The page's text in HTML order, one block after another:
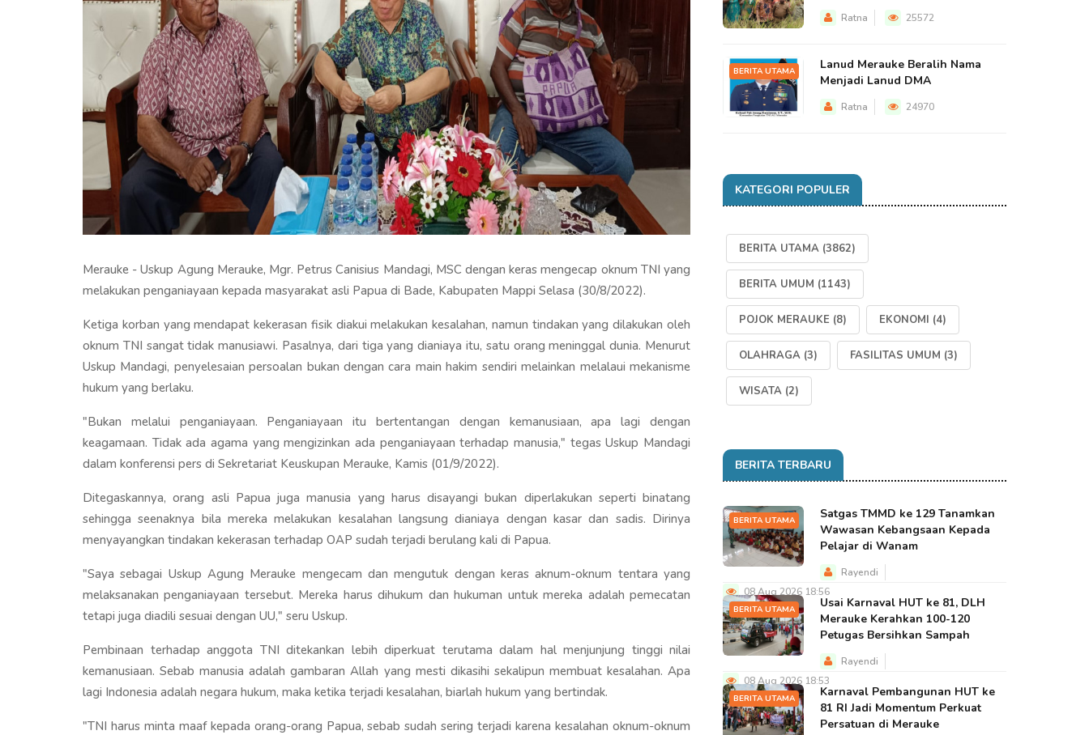
Merauke - Uskup Agung Merauke, Mgr. Petrus Canisius Mandagi, MSC dengan keras mengecap oknum TNI yang
melakukan penganiayaan kepada masyarakat asli Papua di Bade, Kabupaten Mappi Selasa (30/8/2022).
Ketiga korban yang mendapat kekerasan fisik diakui melakukan kesalahan, namun tindakan yang dilakukan oleh
oknum TNI sangat tidak manusiawi. Pasalnya, dari tiga yang dianiaya itu, satu orang meninggal dunia. Menurut
Uskup Mandagi, penyelesaian persoalan bukan dengan cara main hakim sendiri melainkan melalaui mekanisme
hukum yang berlaku.
"Bukan melalui penganiayaan. Penganiayaan itu bertentangan dengan kemanusiaan, apa lagi dengan
keagamaan. Tidak ada agama yang mengizinkan ada penganiayaan terhadap manusia," tegas Uskup Mandagi
dalam konferensi pers di Sekretariat Keuskupan Merauke, Kamis (01/9/2022).
Ditegaskannya, orang asli Papua juga manusia yang harus disayangi bukan diperlakukan seperti binatang
sehingga seenaknya bila mereka melakukan kesalahan langsung dianiaya dengan kasar dan sadis. Dirinya
menyayangkan tindakan kekerasan terhadap OAP sudah terjadi berulang kali di Papua.
"Saya sebagai Uskup Agung Merauke mengecam dan mengutuk dengan keras aknum-oknum tentara yang
melaksanakan penganiayaan tersebut. Mereka harus dihukum dan hukuman untuk mereka adalah pemecatan
tetapi juga diadili sesuai dengan UU," seru Uskup.
Pembinaan terhadap anggota TNI ditekankan lebih diperkuat terutama dalam hal menjunjung tinggi nilai
kemanusiaan. Sebab manusia adalah gambaran Allah yang mesti dikasihi sekalipun membuat kesalahan. Apa
lagi Indonesia adalah negara hukum, maka ketika terjadi kesalahan, biarlah hukum yang bertindak.
"TNI harus minta maaf kepada orang-orang Papua, sebab sudah sering terjadi karena kesalahan oknum-oknum
Ratna 25572
BERITA UTAMA
Lanud Merauke Beralih Nama
Menjadi Lanud DMA
Ratna 24970
KATEGORI POPULER
BERITA UTAMA (3862)
BERITA UMUM (1143)
POJOK MERAUKE (8) EKONOMI (4)
OLAHRAGA (3) FASILITAS UMUM (3)
WISATA (2)
BERITA TERBARU
BERITA UTAMA
Satgas TMMD ke 129 Tanamkan
Wawasan Kebangsaan Kepada
Pelajar di Wanam
Rayendi
08 Aug 2026 18:56
BERITA UTAMA
Usai Karnaval HUT ke 81, DLH
Merauke Kerahkan 100-120
Petugas Bersihkan Sampah
Rayendi
08 Aug 2026 18:53
BERITA UTAMA
Karnaval Pembangunan HUT ke
81 RI Jadi Momentum Perkuat
Persatuan di Merauke